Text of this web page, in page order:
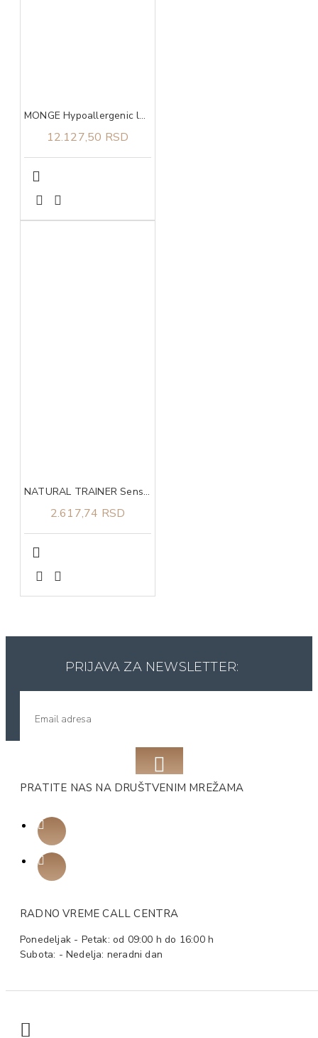
MONGE Hypoallergenic losos I tunjevina za sve rase adult 12kg
12.127,50 RSD
NATURAL TRAINER Sensitive no gluten sa pačetinom za odrasle pse srednjih i velikih rasa 3kg
2.617,74 RSD
PRIJAVA ZA NEWSLETTER:
PRATITE NAS NA DRUŠTVENIM MREŽAMA
RADNO VREME CALL CENTRA
Ponedeljak - Petak: od 09:00 h do 16:00 h
Subota: - Nedelja: neradni dan